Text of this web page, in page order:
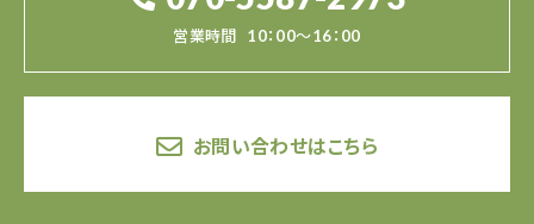
営業時間 10：00～16：00
お問い合わせはこちら